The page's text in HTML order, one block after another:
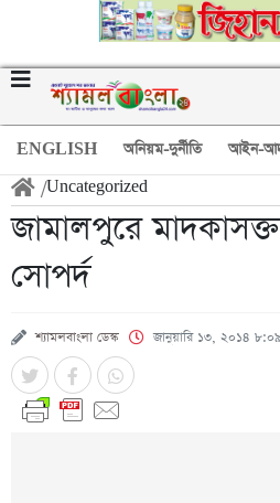
ENGLISH অনিয়ম-দুর্নীতি আইন-
/Uncategorized
জামালপুরে
সোপর্দ
শ্যামলবাংলা ডেস্ক জানুয়ারি ১৩, ২০১৪